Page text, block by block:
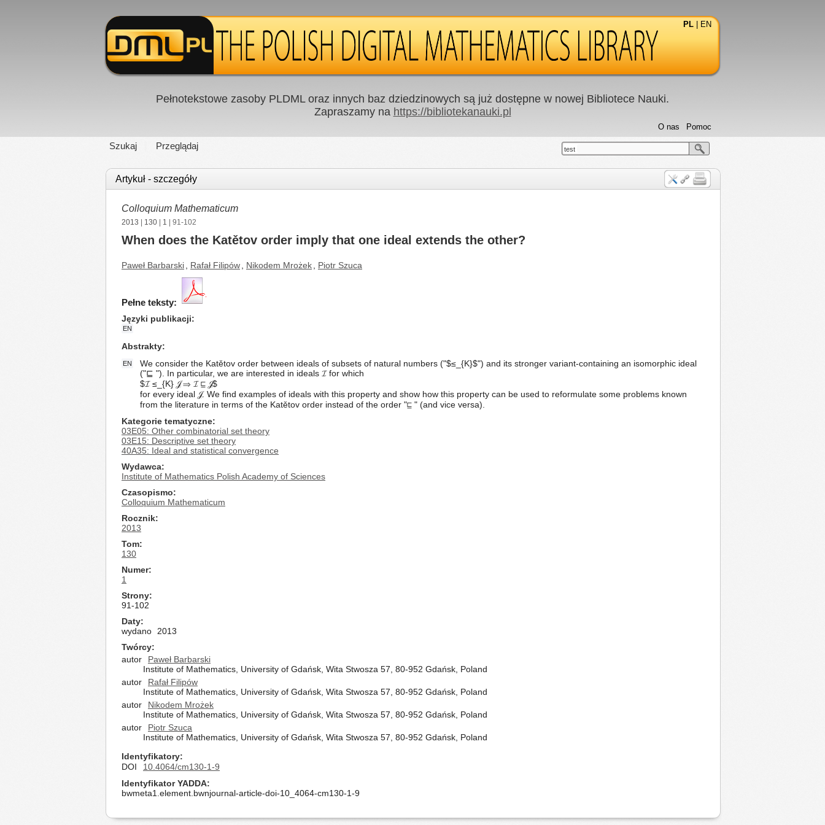
PL EN
Pełnotekstowe zasoby PLDML oraz innych baz dziedzinowych są już dostępne w nowej Bibliotece Nauki.
Zapraszamy na https://bibliotekanauki.pl
Szukaj Przeglądaj
Pomoc
O nas
test
Artykuł - szczegóły
Colloquium Mathematicum
2013 130 1 | 91-102
When does the Katětov order imply that one ideal extends the other?
Paweł Barbarski Rafał Filipów Nikodem Mrożek Piotr Szuca
Pełne teksty:
Języki publikacji
EN
Abstrakty
EN
We consider the Katětov order between ideals of subsets of natural numbers ("$≤_{K}$") and its stronger variant-containing an isomorphic ideal
("⊑ "). In particular, we are interested in ideals 𝓘 for which
$𝓘 ≤_{K} 𝒥 ⇒ 𝓘 ⊑ 𝒥$
for every ideal 𝒥. We find examples of ideals with this property and show how this property can be used to reformulate some problems known
from the literature in terms of the Katětov order instead of the order "⊑ " (and vice versa).
Kategorie tematyczne
03E05: Other combinatorial set theory
03E15: Descriptive set theory
40A35: Ideal and statistical convergence
Wydawca
Institute of Mathematics Polish Academy of Sciences
Czasopismo
Colloquium Mathematicum
Rocznik
2013
Tom
130
Numer
1
Strony
91-102
Daty
wydano
2013
Twórcy
autor
Paweł Barbarski
Institute of Mathematics, University of Gdańsk, Wita Stwosza 57, 80-952 Gdańsk, Poland
autor
Rafał Filipów
Institute of Mathematics, University of Gdańsk, Wita Stwosza 57, 80-952 Gdańsk, Poland
autor
Nikodem Mrożek
Institute of Mathematics, University of Gdańsk, Wita Stwosza 57, 80-952 Gdańsk, Poland
autor
Piotr Szuca
Institute of Mathematics, University of Gdańsk, Wita Stwosza 57, 80-952 Gdańsk, Poland
Identyfikatory
DOI
10.4064/cm130-1-9
Identyfikator YADDA
bwmeta1.element.bwnjournal-article-doi-10_4064-cm130-1-9